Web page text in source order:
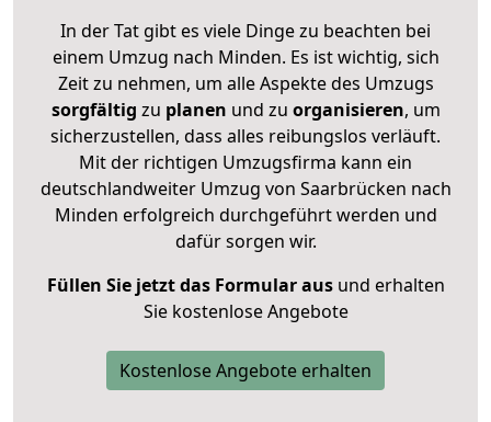
In der Tat gibt es viele Dinge zu beachten bei
einem Umzug nach Minden. Es ist wichtig, sich
Zeit zu nehmen, um alle Aspekte des Umzugs
sorgfältig zu planen und zu organisieren, um
sicherzustellen, dass alles reibungslos verläuft.
Mit der richtigen Umzugsfirma kann ein
deutschlandweiter Umzug von Saarbrücken nach
Minden erfolgreich durchgeführt werden und
dafür sorgen wir.
Füllen Sie jetzt das Formular ausund erhalten
Sie kostenlose Angebote
Kostenlose Angebote erhalten